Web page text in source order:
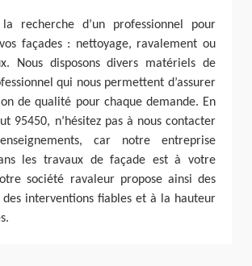
recherche d’un professionnel pour
façades : nettoyage, ravalement ou
Nous disposons divers matériels de
qui nous permettent d’assurer
de qualité pour chaque demande. En
95450, n’hésitez pas à nous contacter
car notre entreprise
les travaux de façade est à votre
société ravaleur propose ainsi des
des interventions fiables et à la hauteur